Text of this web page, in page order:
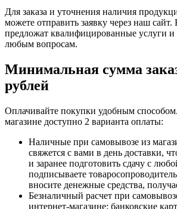
Для заказа и уточнения наличия
можете отправить заявку через наш
предложат квалифицированные услуги
любым вопросам.
Минимальная сумма
рублей
Оплачивайте покупки удобным
магазине доступно 2 варианта оплаты:
Наличные при самовывозе из
свяжется с вами в день доставки,
и заранее подготовить сдачу с
подписываете
вносите денежные средства,
Безналичный расчет при
интернет-магазине: банковские